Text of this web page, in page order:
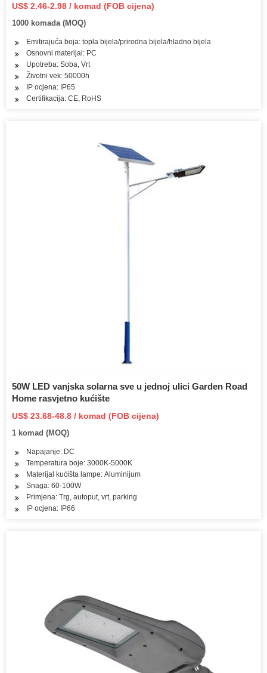
US$ 2.46-2.98 / komad (FOB cijena)
1000 komada (MOQ)
Emitirajuća boja: topla bijela/prirodna bijela/hladno bijela
Osnovni materijal: PC
Upotreba: Soba, Vrt
Životni vek: 50000h
IP ocjena: IP65
Certifikacija: CE, RoHS
50W LED vanjska solarna sve u jednoj ulici Garden Road
Home rasvjetno kućište
US$ 23.68-48.8 / komad (FOB cijena)
1 komad (MOQ)
Napajanje: DC
Temperatura boje: 3000K-5000K
Materijal kućišta lampe: Aluminijum
Snaga: 60-100W
Primjena: Trg, autoput, vrt, parking
IP ocjena: IP66